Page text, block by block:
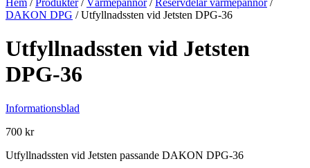
Hem /Produkter/Värmepannor/Reservdelar värmepannor/
DAKON DPG /Utfyllnadssten vid Jetsten DPG-36
Utfyllnadssten vid Jetsten
DPG-36
Informationsblad
700 kr
Utfyllnadssten vid Jetsten passande DAKON DPG-36